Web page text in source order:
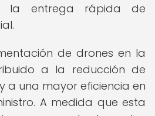
la entrega rápida de
de drones en la
a la reducción de
a una mayor eficiencia en
A medida que esta